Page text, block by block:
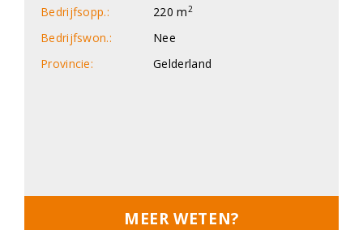
Bedrijfsopp.:
220 m 2
Bedrijfswon.:
Nee
Provincie:
Gelderland
MEER WETEN?